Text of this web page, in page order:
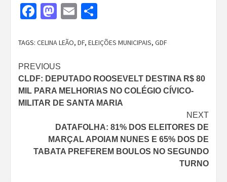
Facebook
Mastodon
Email
TAGS: CELINA LEÃO, DF, ELEIÇÕES MUNICIPAIS, GDF
Continue
Reading
PREVIOUS
CLDF: DEPUTADO ROOSEVELT DESTINA R$ 80
MIL PARA MELHORIAS NO COLÉGIO CÍVICO-
MILITAR DE SANTA MARIA
NEXT
DATAFOLHA: 81% DOS ELEITORES DE
MARÇAL APOIAM NUNES E 65% DOS DE
TABATA PREFEREM BOULOS NO SEGUNDO
TURNO